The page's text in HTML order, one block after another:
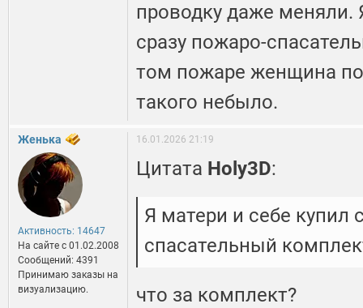
проводку даже меняли.
сразу пожаро-
том пожаре женщина
такого небыло.
Женька
Активность: 14647
На сайте c 01.02.2008
Сообщений: 4391
Принимаю заказы на
визуализацию.
16.01.2026 21:19
Цитата Holy3D:
Я матери и себе купил
спасательный
что за комплект?